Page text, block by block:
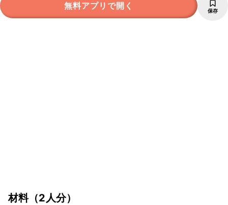
無料アプリで開く 保存
材料（2人分）